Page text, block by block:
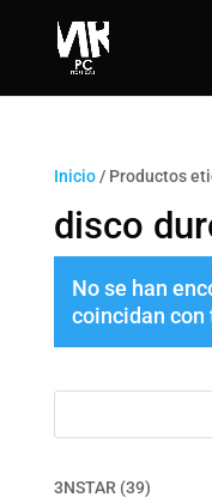
Inicio/ Productos
disco
No se han
coincidan con
3NSTAR 3939